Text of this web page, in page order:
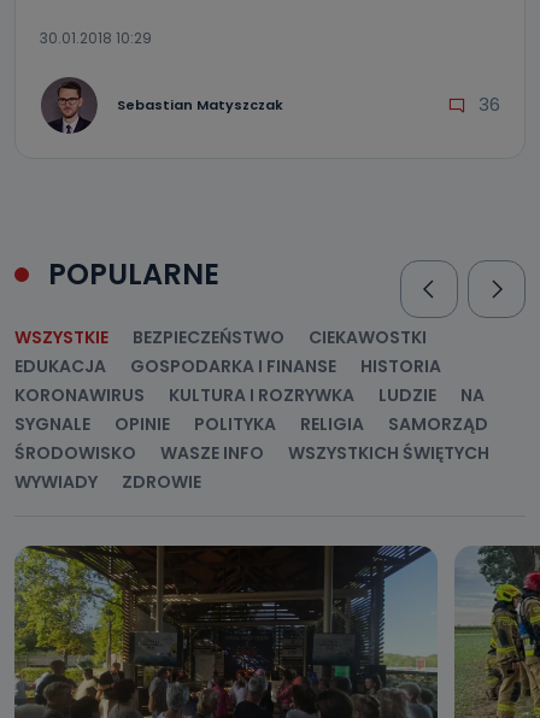
30.01.2018 10:29
Sebastian Matyszczak 36
POPULARNE
WSZYSTKIE BEZPIECZEŃSTWO
CIEKAWOSTKI
EDUKACJA
GOSPODARKA I FINANSE
HISTORIA
KORONAWIRUS
KULTURA I ROZRYWKA LUDZIE
NA
SYGNALE
OPINIE POLITYKA RELIGIA
SAMORZĄD
ŚRODOWISKO
WASZE INFO
WSZYSTKICH ŚWIĘTYCH
WYWIADY
ZDROWIE